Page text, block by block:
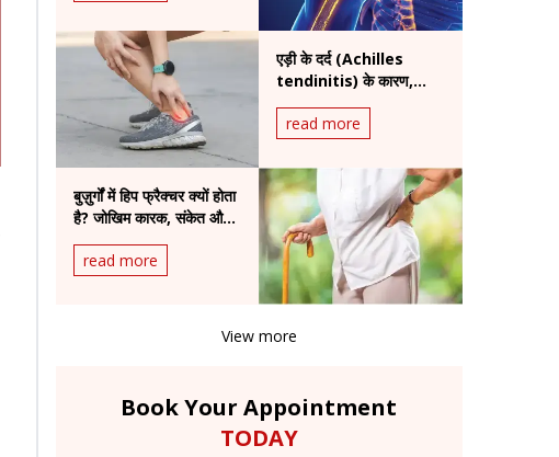
एड़ी के दर्द (Achilles
tendinitis) के कारण,
लक्षण और इलाज
read more
बुज़ुर्गों में हिप फ्रैक्चर क्यों होता
है? जोखिम कारक, संकेत और
इलाज
read more
View more
Book Your Appointment
TODAY